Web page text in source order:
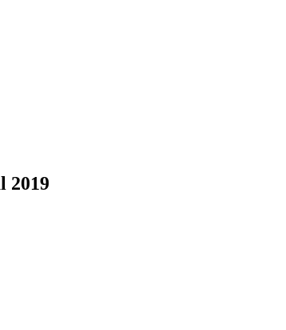
2019